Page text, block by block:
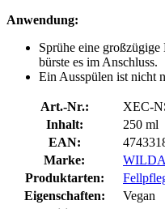
Anwendung:
Sprühe eine
bürste es im Anschluss.
Ein Ausspülen ist nicht
Art.-Nr.:
XEC-
Inhalt:
250 ml
EAN:
Marke:
Produktarten:
Eigenschaften:
Vegan